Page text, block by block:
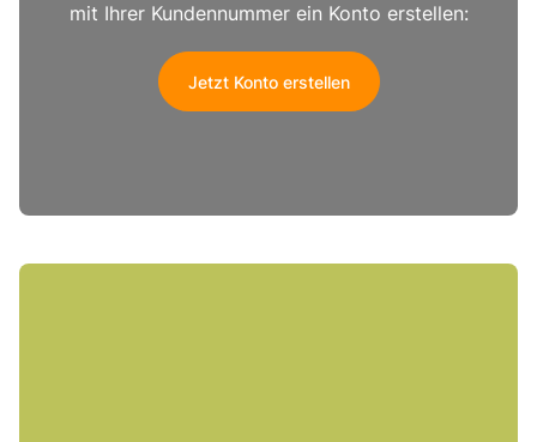
mit Ihrer Kundennummer ein Konto erstellen:
Jetzt Konto erstellen